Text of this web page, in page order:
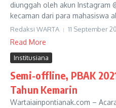
diunggah oleh akun Instagram
kecaman dari para mahasiswa
Redaksi WARTA 11 September
Read More
Institusiana
Semi-offline, PBAK
Tahun Kemarin
Wartaiainpontianak.com –